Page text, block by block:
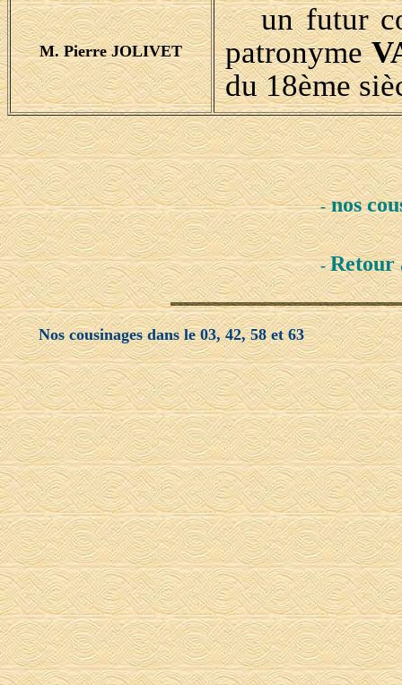
M. Pierre JOLIVET
un futur
patronyme
du 18ème
-nos
-Retour
Nos cousinages dans le 03, 42, 58 et 63